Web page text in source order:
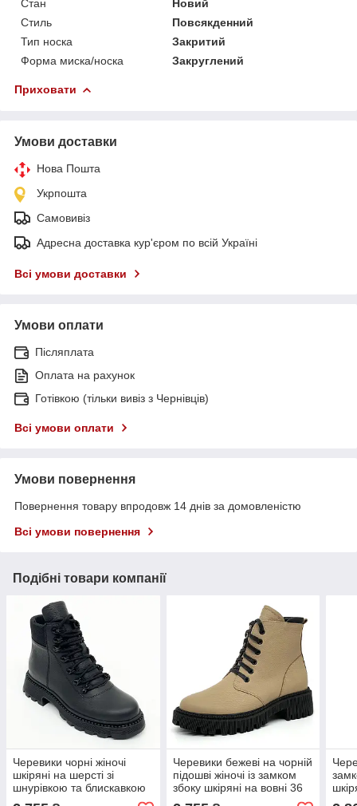
Стан
Новий
Стиль
Повсякденний
Тип носка
Закритий
Форма миска/носка
Закруглений
Приховати
Умови доставки
Нова Пошта
Укрпошта
Самовивіз
Адресна доставка кур'єром по всій Україні
Всі умови доставки
Умови оплати
Післяплата
Оплата на рахунок
Готівкою (тільки вивіз з Чернівців)
Всі умови оплати
Умови повернення
Повернення товару впродовж 14 днів за домовленістю
Всі умови повернення
Подібні товари компанії
Черевики чорні жіночі
шкіряні на шерсті зі
шнурівкою та блискавкою
Mida 240606(461ш) розмір
Черевики бежеві на чорній
підошві жіночі із замком
збоку шкіряні на вовні 36
розмір 240273(376ш) Міда